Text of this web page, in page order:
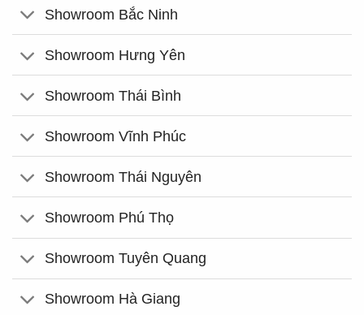
Showroom Bắc Ninh
Showroom Hưng Yên
Showroom Thái Bình
Showroom Vĩnh Phúc
Showroom Thái Nguyên
Showroom Phú Thọ
Showroom Tuyên Quang
Showroom Hà Giang